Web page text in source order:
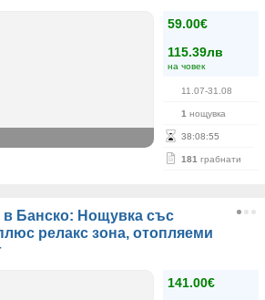
59.00€
115.39лв
на човек
11.07-31.08
1 нощувка
38:08:55
181 грабнати
в Банско: Нощувка със
релакс зона, отопляеми
141.00€